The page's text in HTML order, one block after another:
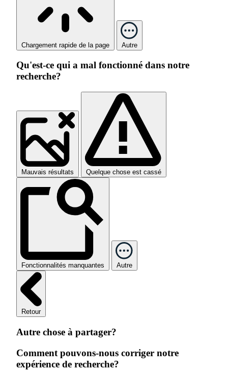
Chargement rapide de la page Autre
Qu'est-ce qui a mal fonctionné dans notre
recherche?
Mauvais résultats Quelque chose est cassé
Fonctionnalités manquantes Autre
Retour
Autre chose à partager?
Comment pouvons-nous corriger notre
expérience de recherche?